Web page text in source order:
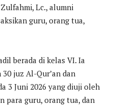
Lc., alumni
guru, orang tua,
berada di kelas VI. Ia
juz Al-Qur’an dan
3 Juni 2026 yang diuji oleh
para guru, orang tua, dan